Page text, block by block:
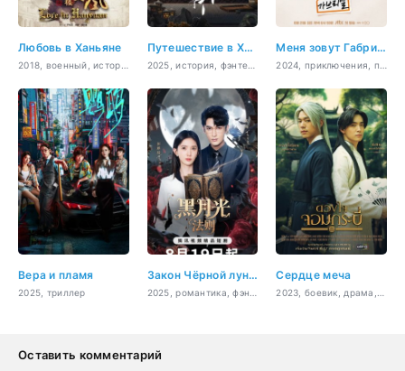
Любовь в Ханьяне Путешествие в Хайхунь Меня зовут Габриэль
Вера и пламя
2025, триллер
Закон Чёрной луны Сердце меча
Оставить комментарий